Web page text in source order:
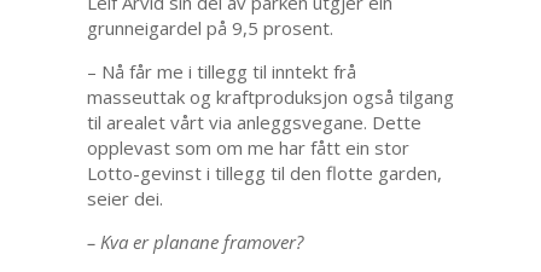
grunneigardel på 9,5 prosent.
– Nå får me i tillegg til inntekt frå
masseuttak og kraftproduksjon også tilgang
til arealet vårt via anleggsvegane. Dette
opplevast som om me har fått ein stor
Lotto-gevinst i tillegg til den flotte garden,
seier dei.
– Kva er planane framover?